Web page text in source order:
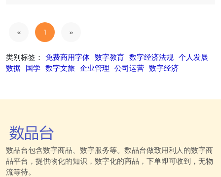
« 1 »
类别标签： 免费商用字体 数字教育 数字经济法规
个人发展
数据
国学 数字文旅 企业管理 公司运营 数字经济
数品台包含数字商品、数字服务等。数品台做致用利人的数字商
品平台，提供物化的知识，数字化的商品，下单即可收到，无物
流等待。